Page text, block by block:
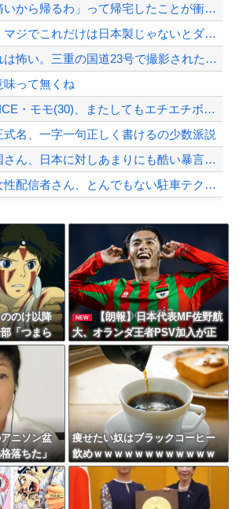
用、ChatGPTは68%
【画像】胸が大きいせいで成績が伸びない陸上部女子ｗｗｗｗｗｗｗｗｗｗｗｗ
テスラ、26年中に日本の納車拠点を6割増 販売急増による混乱収拾へ
【緊急速報】NYで警官が黒人男性の首を絞め、暴動第二波不可避へ
Powered by livedoor 相互RSS
上司が「頭痛いから帰るわ」って帰宅したことが衝撃的だった
【なんだ？】マジでこれだけは日本製じゃないとダメな物
【動画】これは怖い。三重の国道23号で撮影された避けようがないもらい事故の瞬間。
って無くね
【画像】TWICE・モモ(30)、またしてもエチエチボデーを披露wwwwwwww...
名、一字一句正しく書けるの少数派説
【悲報】中国さん、日本に対しあまりにも酷い暴言を放つ 「侵略戦争仕掛けたくせに...
運転してる女性配信者さん、とんでもない駐車テクニックを見せつけてネット民をドン引...
日本旅行キャンセルすべきか…1万年ぶり史上最大級の火山の兆し＝韓国の反応
知らせ
海外「おめでとうタキ！」リヴァプール南野がバースデーゴール！！
Powered by livedoor 相互RSS
のけ以降
「つまら
NEW
【朗報】日本代表MF佐野航
大、オランダ王者PSV加入が正
式決定！ NEC史上最高額の移
籍、最大約31億円か！！
ニソン盆
落ちた」
発言にも
ので」自
痩せたい奴はブラックコーヒー
飲めｗｗｗｗｗｗｗｗｗｗｗｗ
ｗ